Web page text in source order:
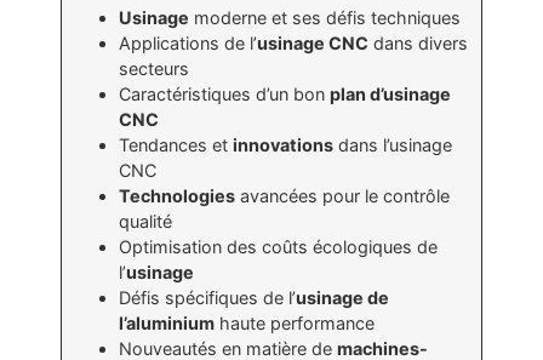
Usinage moderne et ses défis techniques
Applications de l’usinage CNC dans divers
secteurs
Caractéristiques d’un bonplan d’usinage
CNC
Tendances etinnovations dans l’usinage
CNC
Technologies avancées pour le contrôle
qualité
Optimisation des coûts écologiques de
l’usinage
Défis spécifiques de l’usinage de
l’aluminium haute performance
Nouveautés en matière demachines-